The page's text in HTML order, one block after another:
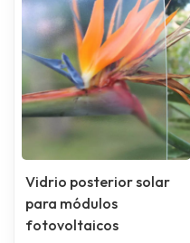
Vidrio posterior solar
para módulos
fotovoltaicos